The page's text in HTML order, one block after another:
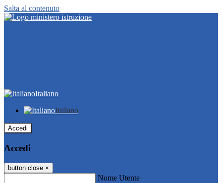
Salta al contenuto
Italiano
Italiano
Accedi
Accedi
button close ×
Nome Utente